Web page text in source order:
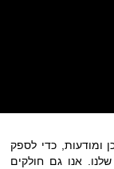
ומודעות, כדי לספק
אנו גם חולקים